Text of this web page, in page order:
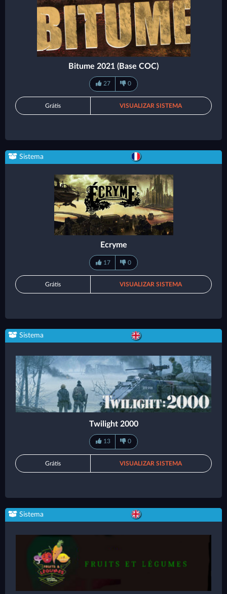
Bitume 2021 (Base COC)
27 0
Grátis VISUALIZAR SISTEMA
Sistema
Ecryme
17 0
Grátis VISUALIZAR SISTEMA
Sistema
Twilight 2000
13 0
Grátis VISUALIZAR SISTEMA
Sistema